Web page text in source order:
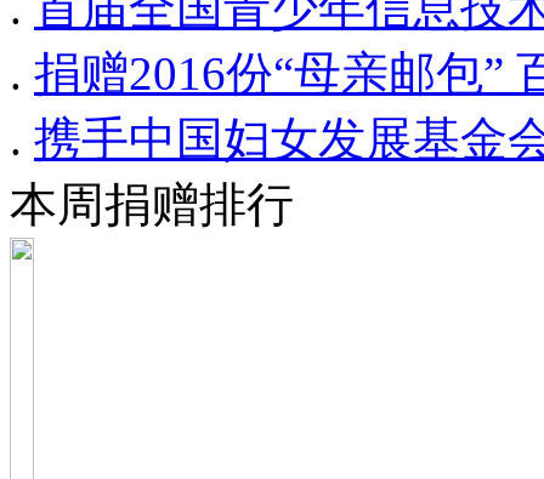
. 捐赠2016份“母亲邮包”
. 携手中国妇女发展基金
本周捐赠排行